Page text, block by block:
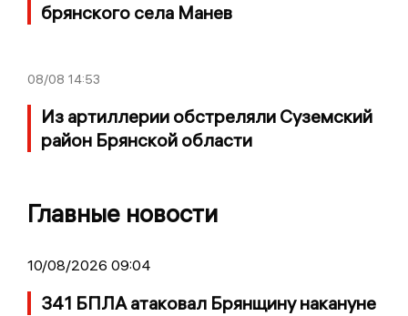
брянского села Манев
08/08 14:53
Из артиллерии обстреляли Суземский
район Брянской области
Главные новости
10/08/2026 09:04
341 БПЛА атаковал Брянщину накануне